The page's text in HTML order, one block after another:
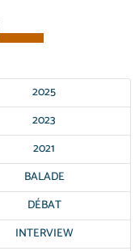
2025
2023
2021
BALADE
DÉBAT
INTERVIEW